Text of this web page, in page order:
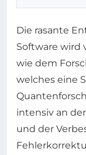
Die rasante
Software wird
wie dem
welches eine
intensiv an
und der